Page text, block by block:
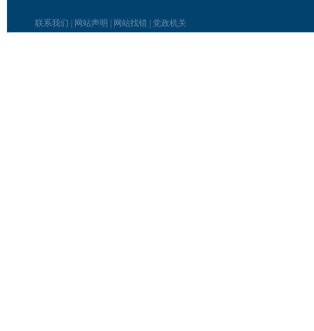
联系我们 网站声明 网站找错 党政机关